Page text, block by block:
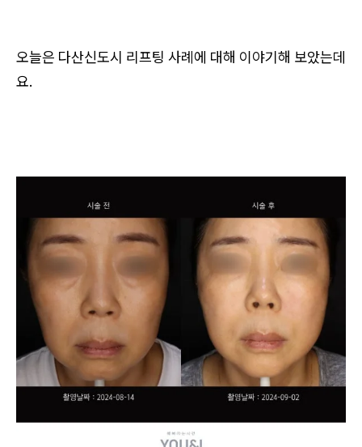
오늘은 다산신도시 리프팅 사례에 대해 이야기해 보았는데
요.